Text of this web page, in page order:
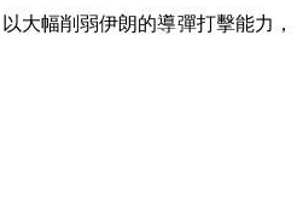
大幅削弱伊朗的導彈打擊能力，